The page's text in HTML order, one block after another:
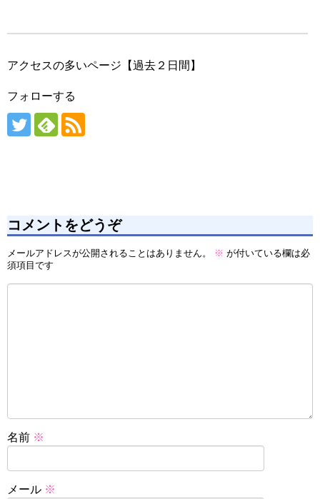
アクセスの多いページ【過去２日間】
フォローする
コメントをどうぞ
メールアドレスが公開されることはありません。 ※ が付いている欄は必
須項目です
名前 ※
メール ※